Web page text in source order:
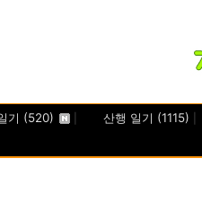
기 (520) 산행 일기 (1115)